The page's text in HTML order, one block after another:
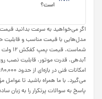
است؟
مدل‌هایی با قیمت مناسب و قابلیت
آبدهی، قدرت موتور، قابلیت نصب
می‌گیرد. با ما همراه باشید تا عوامل
پاسخ به سوالات پرتکرار را به زبان